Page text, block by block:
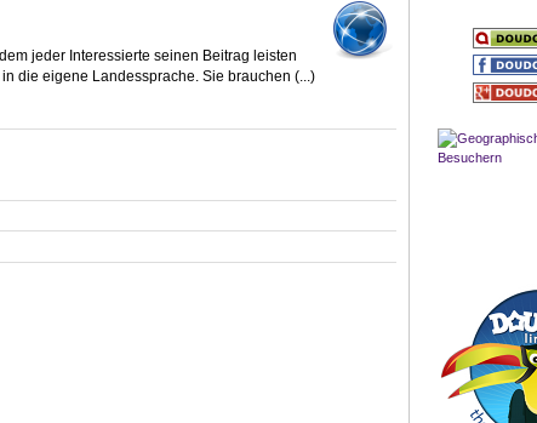
jeder Interessierte seinen Beitrag leisten
die eigene Landessprache. Sie brauchen (...)